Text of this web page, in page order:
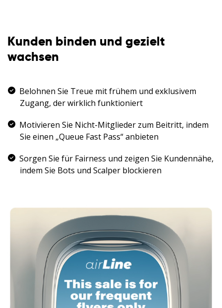
Kunden binden und gezielt
wachsen
Belohnen Sie Treue mit frühem und exklusivem
Zugang, der wirklich funktioniert
Motivieren Sie Nicht-Mitglieder zum Beitritt, indem
Sie einen „Queue Fast Pass“ anbieten
Sorgen Sie für Fairness und zeigen Sie Kundennähe,
indem Sie Bots und Scalper blockieren